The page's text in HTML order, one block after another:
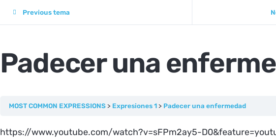
Previous tema
Padecer una
MOST COMMON EXPRESSIONS Expresiones 1 Padecer una enfermedad
https://www.youtube.com/watch?v=sFPm2ay5-